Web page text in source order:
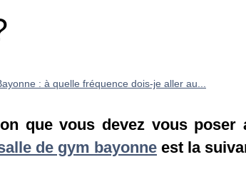
: à quelle fréquence dois-je aller au...
que vous devez vous poser
de gym bayonne est la